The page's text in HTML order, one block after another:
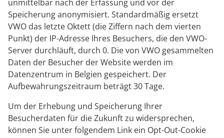
unmittelbar nach der Erfassung und vor der
Speicherung anonymisiert. Standardmäßig ersetzt
VWO das letzte Oktett (die Ziffern nach dem vierten
Punkt) der IP-Adresse Ihres Besuchers, die den VWO-
Server durchläuft, durch 0. Die von VWO gesammelten
Daten der Besucher der Website werden im
Datenzentrum in Belgien gespeichert. Der
Aufbewahrungszeitraum beträgt 30 Tage.
Um der Erhebung und Speicherung Ihrer
Besucherdaten für die Zukunft zu widersprechen,
können Sie unter folgendem Link ein Opt-Out-Cookie